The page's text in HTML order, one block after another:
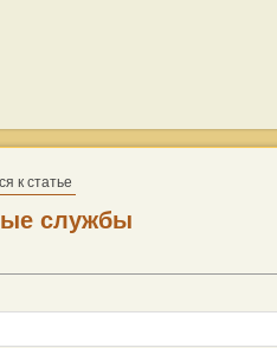
к статье
службы